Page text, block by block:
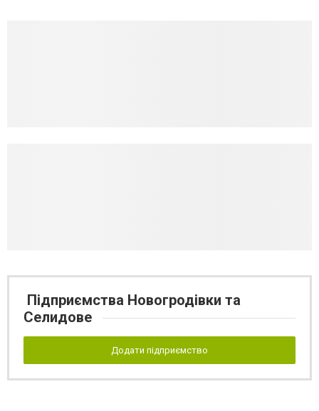
Підприємства Новогродівки та
Селидове
Додати підприємство